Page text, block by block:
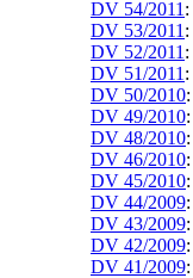
DV 54/2011 :
DV 53/2011 :
DV 52/2011 :
DV 51/2011 :
DV 50/2010:
DV 49/2010:
DV 48/2010:
DV 46/2010:
DV 45/2010:
DV 44/2009:
DV 43/2009:
DV 42/2009:
DV 41/2009: